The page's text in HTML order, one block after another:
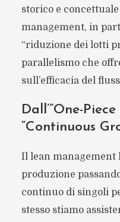
storico e
management, in
“riduzione dei lotti
parallelismo che
sull’efficacia del
Dall’”One-
“Continuous
Il lean management
produzione
continuo di singoli
stesso stiamo